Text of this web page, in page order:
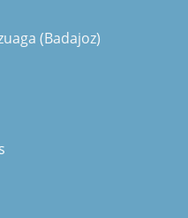
(Badajoz)